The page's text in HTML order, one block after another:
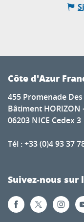
Côte d'Azur
455 Promenade
Bâtiment HORIZON
06203 NICE Cedex 3
Tél : +33 (0)4 93 37
Suivez-nous sur